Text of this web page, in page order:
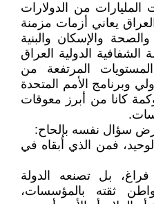
المليارات من الدولارات
يزال العراق يعاني أزمات مزمنة
والصحة والإسكان والبنية
الشفافية الدولية العراق
المرتفعة من
وبرنامج الأمم المتحدة
كانا من أبرز معوقات
سؤال نفسه بإلحاح:
فمن الذي أبقاه في
بل تصنعه الدولة
ثقته بالمؤسسات،